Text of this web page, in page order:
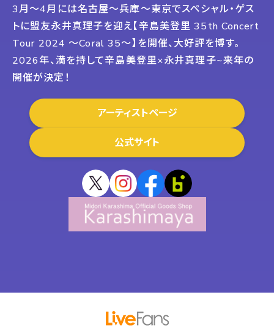
3月〜4月には名古屋〜兵庫〜東京でスペシャル・ゲス
トに盟友永井真理子を迎え【辛島美登里 35th Concert
Tour 2024 〜Coral 35〜】を開催、大好評を博す。
2026年、満を持して辛島美登里×永井真理子~来年の
開催が決定！
アーティストページ
公式サイト